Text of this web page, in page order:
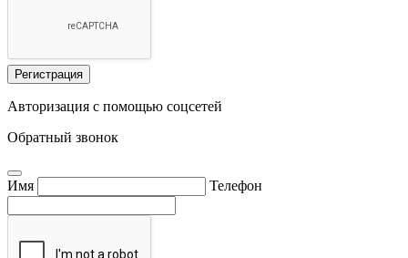
Регистрация
Авторизация с помощью соцсетей
Обратный звонок
Имя Телефон